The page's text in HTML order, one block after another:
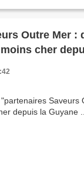
Outre Mer :
cher